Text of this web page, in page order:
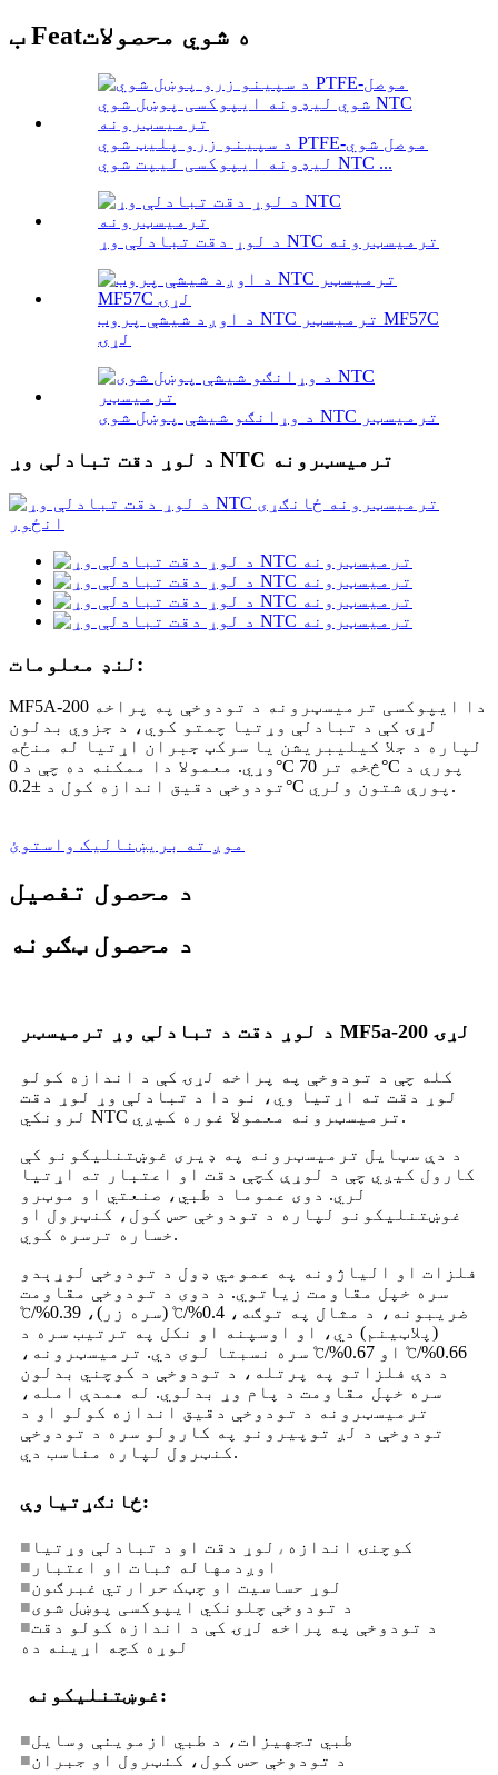
ب Featه شوي محصولات
د سپینو زرو پلیټ شوي PTFE-موصل شوي
لیډونه ایپوکسی لیپت شوي NTC ...
د لوړ دقت تبادلې وړ NTC ترمیسټرونه
د اوږد شیشې پروب NTC ترمیسټر MF57C
لړۍ
د وړانګو شیشې پوښل شوی NTC ترمیسټر
د لوړ دقت تبادلې وړ NTC ترمیسټرونه
لنډ معلومات:
MF5A-200 دا ایپوکسی ترمیسټرونه د تودوخې په پراخه
لړۍ کې د تبادلې وړتیا چمتو کوي، د جزوي بدلون
لپاره د جلا کیلیبریشن یا سرکټ جبران اړتیا له منځه
وړي. معمولا دا ممکنه ده چې د 0°C څخه تر 70°C پورې د
تودوخې دقیق اندازه کول د ±0.2°C پورې شتون ولري.
موږ ته بریښنالیک واستوئ
د محصول تفصیل
د محصول ټګونه
د لوړ دقت د تبادلې وړ ترمیسټر MF5a-200 لړۍ
کله چې د تودوخې په پراخه لړۍ کې د اندازه کولو
لوړ دقت ته اړتیا وي، نو دا د تبادلې وړ لوړ دقت
لرونکي NTC ترمیسټرونه معمولا غوره کیږي.
د دې سټایل ترمیسټرونه په ډیری غوښتنلیکونو کې
کارول کیږي چې د لوړې کچې دقت او اعتبار ته اړتیا
لري. دوی عموما د طبي، صنعتي او موټرو
غوښتنلیکونو لپاره د تودوخې حس کول، کنټرول او
خساره ترسره کوي.
فلزات او الیاژونه په عمومي ډول د تودوخې لوړېدو
سره خپل مقاومت زیاتوي. د دوی د تودوخې مقاومت
ضریبونه، د مثال په توګه، 0.4%/℃ (سره زر)، 0.39%/℃
(پلاټینم) دي، او اوسپنه او نکل په ترتیب سره د
0.66%/℃ او 0.67%/℃ سره نسبتا لوی دي. ترمیسټرونه،
د دې فلزاتو په پرتله، د تودوخې د کوچني بدلون
سره خپل مقاومت د پام وړ بدلوي. له همدې امله،
ترمیسټرونه د تودوخې دقیق اندازه کولو او د
تودوخې د لږ توپیرونو په کارولو سره د تودوخې
کنټرول لپاره مناسب دي.
ځانګړتیاوې:
■ کوچنۍ اندازه ، لوړ دقت او د تبادلې وړتیا
■ اوږدمهاله ثبات او اعتبار
■لوړ حساسیت او چټک حرارتي غبرګون
■د تودوخې چلونکي ایپوکسی پوښل شوی
■د تودوخې په پراخه لړۍ کې د اندازه کولو دقت
لوړه کچه اړینه ده
غوښتنلیکونه:
■طبي تجهیزات، د طبي ازموینې وسایل
■د تودوخې حس کول، کنټرول او جبران